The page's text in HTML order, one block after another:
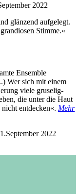
2022
glänzend aufgelegt.
Stimme.«
Ensemble
Wer sich mit einem
viele gruselig-
die unter die Haut
entdecken«. Mehr
2022